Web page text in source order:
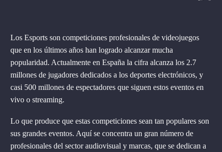
Los Esports son competiciones profesionales de videojuegos
que en los últimos años han logrado alcanzar mucha
popularidad. Actualmente en España la cifra alcanza los 2.7
millones de jugadores dedicados a los deportes electrónicos, y
casi 500 millones de espectadores que siguen estos eventos en
vivo o streaming.
Lo que produce que estas competiciones sean tan populares son
sus grandes eventos. Aquí se concentra un gran número de
profesionales del sector audiovisual y marcas, que se dedican a